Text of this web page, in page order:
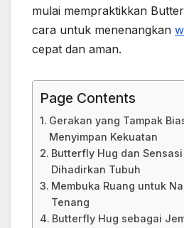
mulai mempraktikkan
cara untuk menenangkan
cepat dan aman.
Page Contents
Gerakan yang Tampak
Menyimpan Kekuatan
Butterfly Hug dan Sensasi
Dihadirkan Tubuh
Membuka Ruang untuk
Tenang
Butterfly Hug sebagai